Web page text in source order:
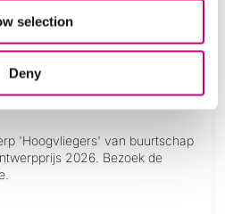
selection
Deny
'Hoogvliegers' van buurtschap
2026. Bezoek de